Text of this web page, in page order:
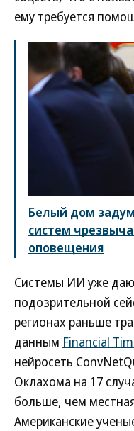
ему требуется
Белый дом
систем
оповещения
Системы ИИ уже
подозрительной
регионах раньше
данным Financial
нейросеть
Оклахома на 17
больше, чем
Американские